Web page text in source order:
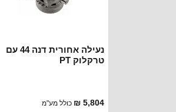
נעילה אחורית דנה 44 עם
טרקלוק PT
5,804 ₪ כולל מע"מ